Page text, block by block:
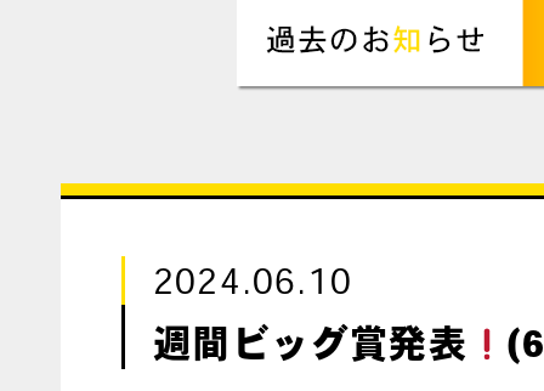
2024.06.10
週間ビッグ賞発表